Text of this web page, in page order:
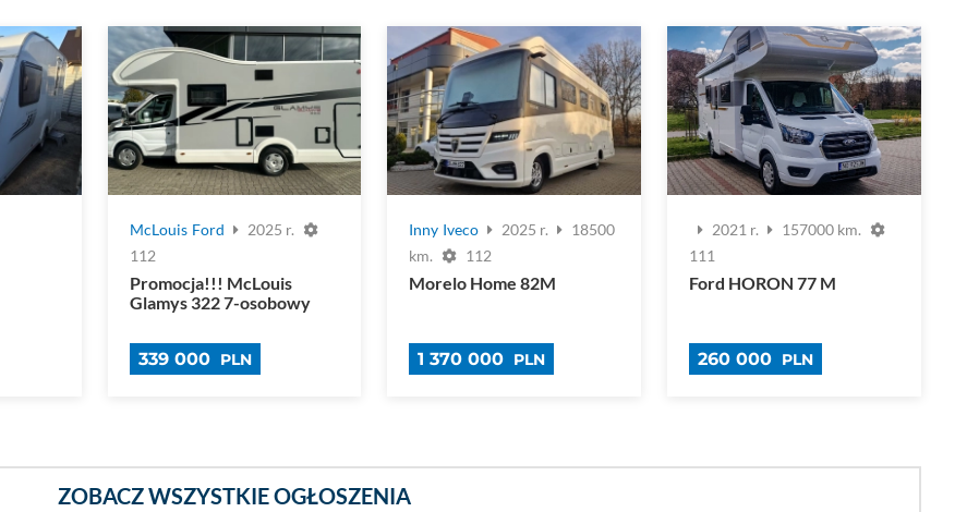
McLouis Ford
2025 r.
112
Promocja!!! McLouis
Glamys 322 7-osobowy
339 000 PLN
Inny Iveco 2025 r.
18500
km.
112
Morelo Home 82M
1 370 000 PLN
2021 r.
157000 km.
111
Ford HORON 77 M
260 000 PLN
ZOBACZ WSZYSTKIE OGŁOSZENIA